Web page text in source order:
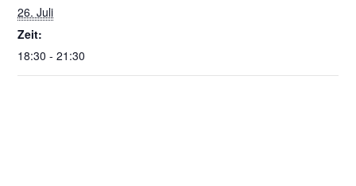
26. Juli
Zeit:
18:30 - 21:30